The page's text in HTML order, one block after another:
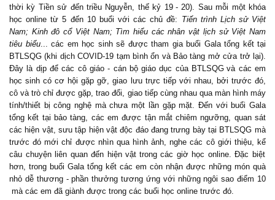
thời kỳ Tiền sử đến triều Nguyễn, thế kỷ 19 - 20). Sau mỗi một khóa
học online từ 5 đến 10 buổi với các chủ đề: Tiến trình Lịch sử Việt
Nam; Kinh đô cổ Việt Nam; Tìm hiểu các nhân vật lịch sử Việt Nam
tiêu biểu... các em học sinh sẽ được tham gia buổi Gala tổng kết tại
BTLSQG (khi dịch COVID-19 tạm bình ổn và Bảo tàng mở cửa trở lại)
Đây là dịp đểcác cô giáo - cán bộ giáo dục của BTLSQG và các em
học sinh có cơ hội gặp gỡ, giao lưu trực tiếp với nhau, bởi trước đó,
cô và trò chỉ đượcgặp, trao đổi, giao tiếp cùngnhau qua màn hình máy
tính/thiết bị công nghệ mà chưa một lần gặp mặt. Đến với buổi Gala
tổng kết tại bảo tàng, các emđược tận mắt chiêm ngưỡng , quan sát
các hiện vật, sưu tập hiện vật độc đáođang trưng bày tại BTLSQG mà
trước đó mới chỉ được nhìn qua hình ảnh, nghecác cô giới thiệu,
kể
câu chuyện liên quan đến hiện vật trong các giờ học online. Đặc biệt
hơn, trong buổi Gala tổng kết các em còn nhận được những món quà
nhỏ dễ thương - phần thưởng tương ứng với những ngôi sao điểm 10
mà các em đã giành được trong các buổi học online trước đó.